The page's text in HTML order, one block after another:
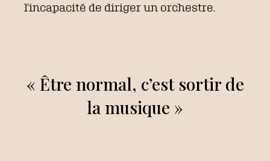
l’incapacité de diriger un orchestre.
« Être normal, c’est sortir de
la musique »